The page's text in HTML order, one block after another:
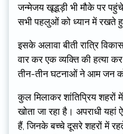
जन्मेजय खूडूड़ी भी मौके पर
सभी पहलुओं को ध्यान में रखते
इसके अलावा बीती रात्रि
वार कर एक व्यक्ति की हत्या
तीन-तीन घटनाओं ने आम जन
कुल मिलाकर शांतिप्रिय शहरों
खोता जा रहा है। अपराधी यहां
हैं, जिनके बच्चे दूसरे शहरों में